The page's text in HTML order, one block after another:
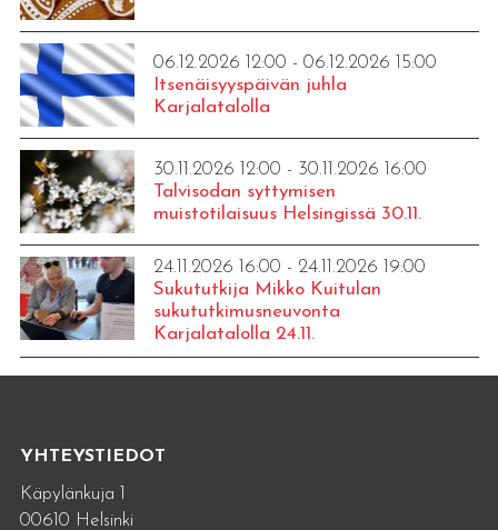
06.12.2026 12:00 - 06.12.2026 15:00
Itsenäisyyspäivän juhla
Karjalatalolla
30.11.2026 12:00 - 30.11.2026 16:00
Talvisodan syttymisen
muistotilaisuus Helsingissä 30.11.
24.11.2026 16:00 - 24.11.2026 19:00
Sukututkija Mikko Kuitulan
sukututkimusneuvonta
Karjalatalolla 24.11.
YHTEYSTIEDOT
Käpylänkuja 1
00610 Helsinki